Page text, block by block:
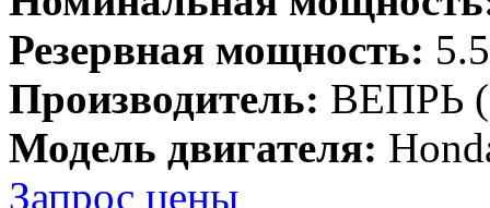
Резервная мощность:
Производитель: ВЕПРЬ
Модель двигателя:
Запрос цены